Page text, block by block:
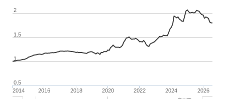
2016 2018 2020 2022 2024 2026
2014
1
1.5
2
0.5